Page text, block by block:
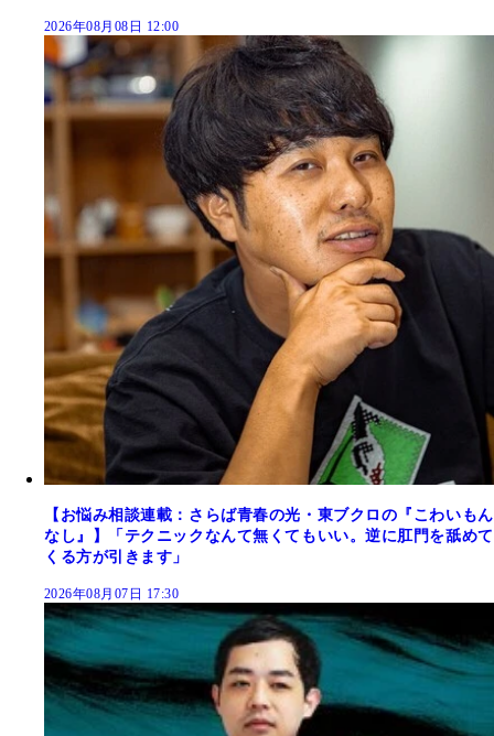
2026年08月08日 12:00
【お悩み相談連載：さらば青春の光・東ブクロの『こわいもん
なし』】「テクニックなんて無くてもいい。逆に肛門を舐めて
くる方が引きます」
2026年08月07日 17:30